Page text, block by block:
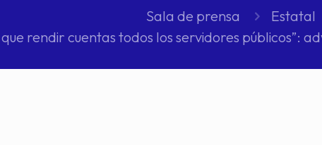
Sala de prensa
Estatal
rendir cuentas todos los servidores públicos”: